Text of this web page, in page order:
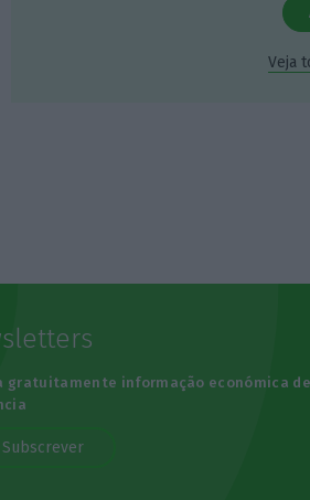
Veja
gratuitamente informação económica de
Subscrever